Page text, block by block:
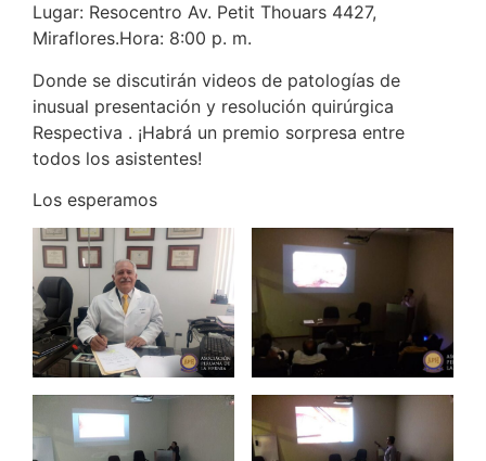
Lugar: Resocentro Av. Petit Thouars 4427,
Miraflores.Hora: 8:00 p. m.
Donde se discutirán videos de patologías de
inusual presentación y resolución quirúrgica
Respectiva . ¡Habrá un premio sorpresa entre
todos los asistentes!
Los esperamos